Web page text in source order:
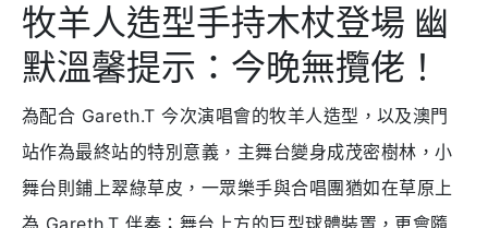
牧羊人造型手持木杖登場 幽
默溫馨提示：今晚無攬佬！
為配合 Gareth.T 今次演唱會的牧羊人造型，以及澳門
站作為最終站的特別意義，主舞台變身成茂密樹林，小
舞台則鋪上翠綠草皮，一眾樂手與合唱團猶如在草原上